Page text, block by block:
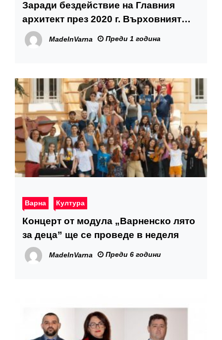
Заради бездействие на Главния
архитект през 2020 г. Върховният
административен съд осъди
Община Варна да заплати над 2,7
MadeInVarna Преди 1 година
Варна Култура
Концерт от модула „Варненско лято
за деца” ще се проведе в неделя
MadeInVarna Преди 6 години